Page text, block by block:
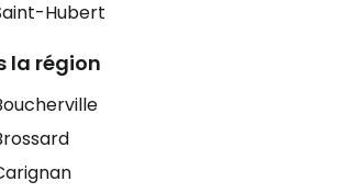
à un médecin de
des aînés et alternative de
également les aînés en lourde
Hubert
la région